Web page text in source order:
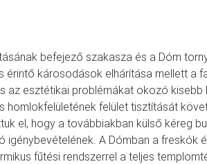
befejező szakasza és a Dóm
érintő károsodások elhárítása mellett a
az esztétikai problémákat okozó
homlokfelületének felület tisztítását
el, hogy a továbbiakban külső kéreg
igénybevételének. A Dómban a freskók
fűtési rendszerrel a teljes